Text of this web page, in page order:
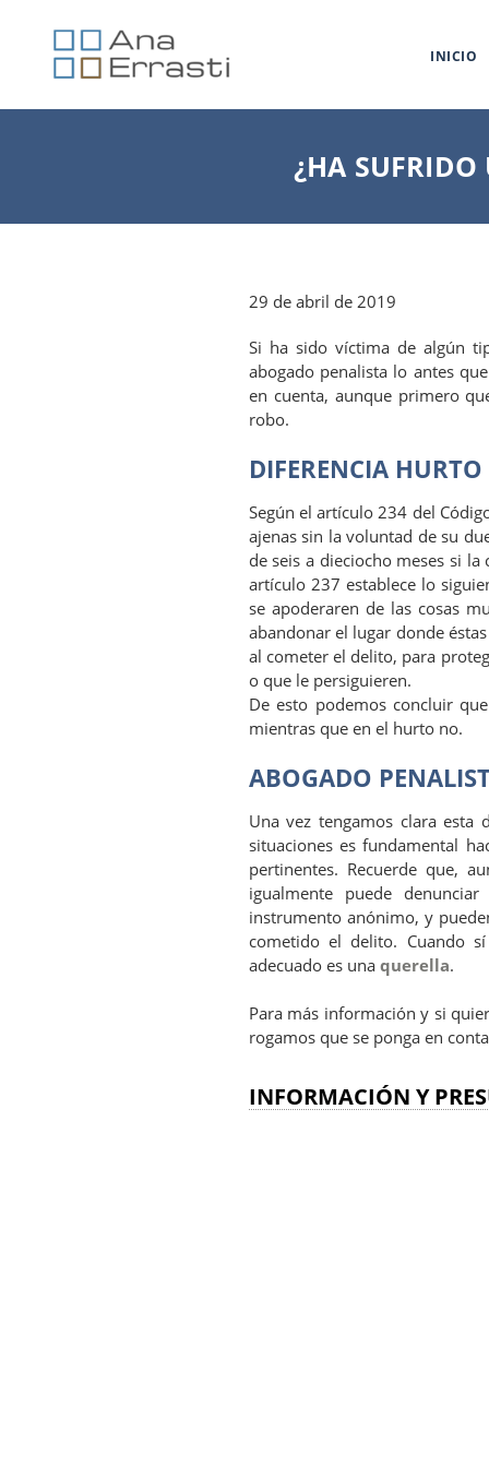
INICIO
¿HA
29 de abril de 2019
Si ha sido víctima de algún
abogado penalista lo antes
en cuenta, aunque primero
robo.
DIFERENCIA
Según el artículo 234 del
ajenas sin la voluntad de su
de seis a dieciocho meses si
artículo 237 establece lo
se apoderaren de las cosas
abandonar el lugar donde
al cometer el delito, para
o que le persiguieren.
De esto podemos concluir
mientras que en el hurto no.
ABOGADO
Una vez tengamos clara esta
situaciones es fundamental
pertinentes. Recuerde que,
igualmente puede
instrumento anónimo, y
cometido el delito. Cuando
adecuado es una querella.
Para más información y si
rogamos que se ponga en
INFORMACIÓN Y